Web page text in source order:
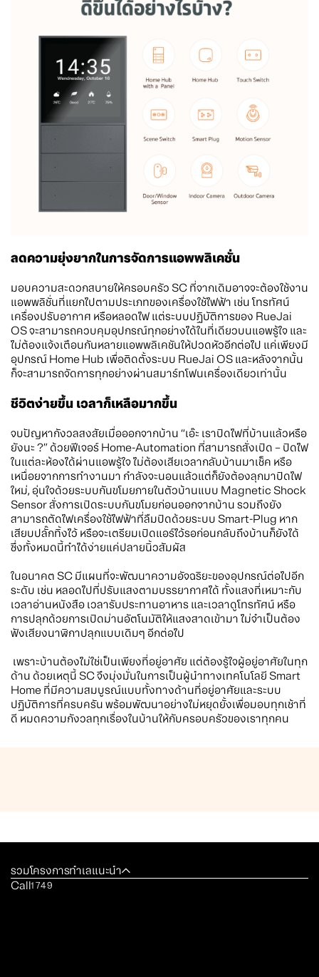
ลดความยุ่งยากในการจัดการแอพพลิเคชั่น
มอบความสะดวกสบายให้ครอบครัว SC ที่จากเดิมอาจจะต้องใช้งาน
แอพพลิชั่นที่แยกไปตามประเภทของเครื่องใช้ไฟฟ้า เช่น โทรทัศน์
เครื่องปรับอากาศ หรือหลอดไฟ แต่ระบบปฏิบัติการของ RueJai
OS จะสามารถควบคุมอุปกรณ์ทุกอย่างได้ในที่เดียวบนแอพรู้ใจ และ
ไม่ต้องแจ้งเตือนกันหลายแอพพลิเคชันให้ปวดหัวอีกต่อไป แค่เพียงมี
อุปกรณ์ Home Hub เพื่อติดตั้งระบบ RueJai OS และหลังจากนั้น
ก็จะสามารถจัดการทุกอย่างผ่านสมาร์ทโฟนเครื่องเดียวเท่านั้น
ชีวิตง่ายขึ้น เวลาก็เหลือมากขึ้น
จบปัญหากังวลสงสัยเมื่อออกจากบ้าน “เอ๊ะ เราปิดไฟที่บ้านแล้วหรือ
ยังนะ ?” ด้วยฟีเจอร์ Home-Automation ที่สามารถสั่งเปิด – ปิดไฟ
ในแต่ละห้องได้ผ่านแอพรู้ใจ ไม่ต้องเสียเวลากลับบ้านมาเช็ค หรือ
เหนื่อยจากการทำงานมา กำลังจะนอนแล้วแต่ก็ยังต้องลุกมาปิดไฟ
ใหม่, อุ่นใจด้วยระบบกันขโมยภายในตัวบ้านแบบ Magnetic Shock
Sensor สั่งการเปิดระบบกันขโมยก่อนออกจากบ้าน รวมถึงยัง
สามารถตัดไฟเครื่องใช้ไฟฟ้าที่ลืมปิดด้วยระบบ Smart-Plug หาก
เสียบปลั๊กทิ้งไว้ หรือจะเตรียมเปิดแอร์ไว้รอก่อนกลับถึงบ้านก็ยังได้
ซึ่งทั้งหมดนี้ทำได้ง่ายแค่ปลายนิ้วสัมผัส
ในอนาคต SC มีแผนที่จะพัฒนาความอัจฉริยะของอุปกรณ์ต่อไปอีก
ระดับ เช่น หลอดไปที่ปรับแสงตามบรรยากาศได้ ทั้งแสงที่เหมาะกับ
เวลาอ่านหนังสือ เวลารับประทานอาหาร และเวลาดูโทรทัศน์ หรือ
การปลุกด้วยการเปิดม่านอัตโนมัติให้แสงสาดเข้ามา ไม่จำเป็นต้อง
ฟังเสียงนาฬิกาปลุกแบบเดิมๆ อีกต่อไป
เพราะบ้านต้องไม่ใช่เป็นเพียงที่อยู่อาศัย แต่ต้องรู้ใจผู้อยู่อาศัยในทุก
ด้าน ด้วยเหตุนี้ SC จึงมุ่งมั่นในการเป็นผู้นำทางเทคโนโลยี Smart
Home ที่มีความสมบูรณ์แบบทั้งทางด้านที่อยู่อาศัยและระบบ
ปฏิบัติการที่ครบครัน พร้อมพัฒนาอย่างไม่หยุดยั้งเพื่อมอบทุกเช้าที่
ดี หมดความกังวลทุกเรื่องในบ้านให้กับครอบครัวของเราทุกคน
รวมโครงการทำเลแนะนำ
Call1749